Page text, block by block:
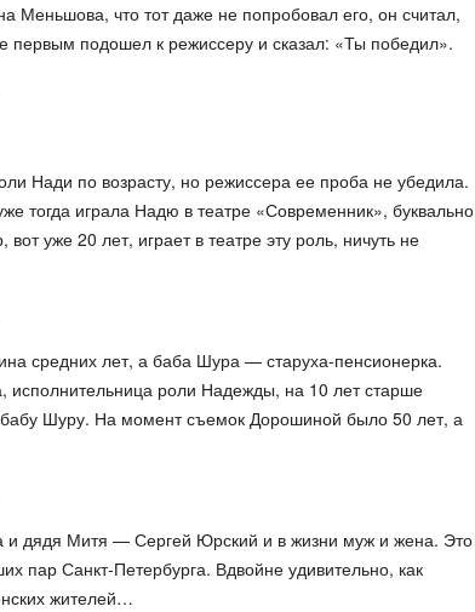
Меньшова, что тот даже не попробовал его, он считал,
первым подошел к режиссеру и сказал: «Ты победил».
Нади по возрасту, но режиссера ее проба не убедила.
тогда играла Надю в театре «Современник», буквально
уже 20 лет, играет в театре эту роль, ничуть не
средних лет, а баба Шура — старуха-пенсионерка.
роли Надежды, на 10 лет старше
Шуру. На момент съемок Дорошиной было 50 лет, а
дядя Митя — Сергей Юрский и в жизни муж и жена. Это
пар Санкт-Петербурга. Вдвойне удивительно, как
жителей…